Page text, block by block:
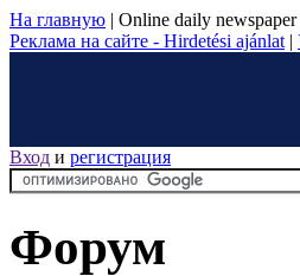
На главную | Online daily
Реклама на сайте - Hirdetési ajánlat |
Вход и регистрация
Форум